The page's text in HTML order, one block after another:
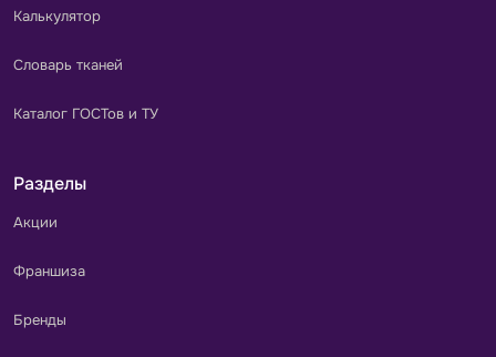
Калькулятор
Словарь тканей
Каталог ГОСТов и ТУ
Разделы
Акции
Франшиза
Бренды